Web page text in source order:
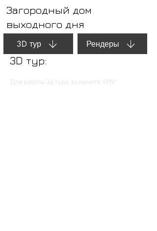
Загородный дом
выходного дня
3D тур Рендеры
3D тур:
Для работы 3д тура, включите VPN*